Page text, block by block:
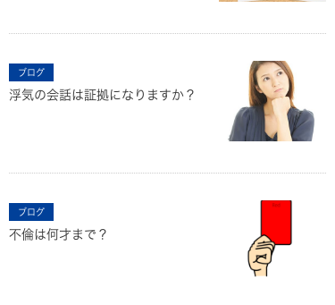
ブログ
浮気の会話は証拠になりますか？
ブログ
不倫は何才まで？